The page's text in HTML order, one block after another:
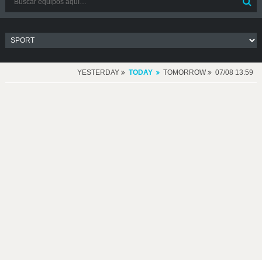
YESTERDAY TODAY TOMORROW 07/08 13:59